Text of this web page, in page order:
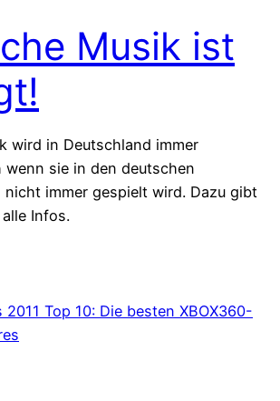
Musik ist
wird in Deutschland immer
wenn sie in den deutschen
nicht immer gespielt wird. Dazu gibt
Infos.